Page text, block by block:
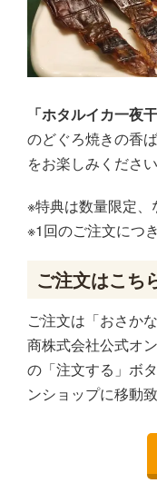
「ホタルイカ一夜
のどぐろ焼きの香
をお楽しみください
※特典は数量限定、
※1回のご注文につ
ご注文はこち
ご注文は「おさか
商株式会社公式オ
の「注文する」ボ
ンショップに移動致